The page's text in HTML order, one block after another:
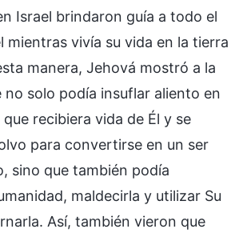
Israel brindaron guía a todo el
mientras vivía su vida en la tierra
manera, Jehová mostró a la
no solo podía insuflar aliento en
recibiera vida de Él y se
para convertirse en un ser
sino que también podía
maldecirla y utilizar Su
Así, también vieron que